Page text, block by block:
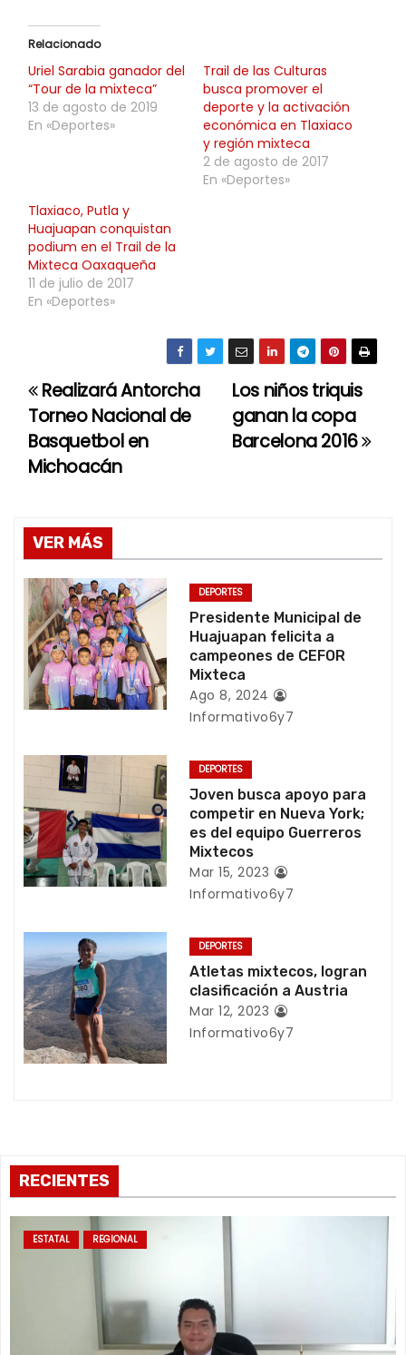
Relacionado
Uriel Sarabia ganador del
“Tour de la mixteca”
13 de agosto de 2019
En «Deportes»
Trail de las Culturas
busca promover el
deporte y la activación
económica en Tlaxiaco
y región mixteca
2 de agosto de 2017
En «Deportes»
Tlaxiaco, Putla y
Huajuapan conquistan
podium en el Trail de la
Mixteca Oaxaqueña
11 de julio de 2017
En «Deportes»
N
a
v
g
a
c
i
ó
d
e
e
n
t
r
a
d
Los niños triquis
ganan la copa
Barcelona 2016
Realizará Antorcha
Torneo Nacional de
Basquetbol en
Michoacán
VER MÁS
DEPORTES
Presidente Municipal de
Huajuapan felicita a
campeones de CEFOR
Mixteca
Ago 8, 2024
Informativo6y7
DEPORTES
Joven busca apoyo para
competir en Nueva York;
es del equipo Guerreros
Mixtecos
Mar 15, 2023
Informativo6y7
DEPORTES
Atletas mixtecos, logran
clasificación a Austria
Mar 12, 2023
Informativo6y7
RECIENTES
ESTATAL REGIONAL